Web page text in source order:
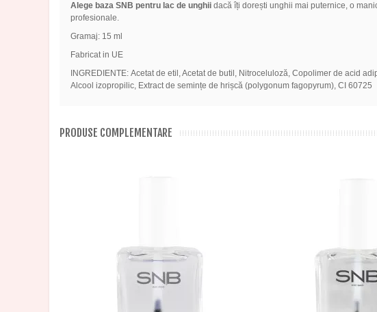
Alege baza SNB pentru lac de unghiidacă îți dorești unghii mai puternice, o
profesionale.
Gramaj: 15 ml
Fabricat in UE
INGREDIENTE: Acetat de etil, Acetat de butil, Nitroceluloză, Copolimer de acid
Alcool izopropilic, Extract de semințe de hrișcă (polygonum fagopyrum), CI 60725
PRODUSE COMPLEMENTARE